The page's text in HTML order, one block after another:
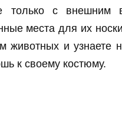
только с внешним
места для их
животных и узнаете
к своему костюму.